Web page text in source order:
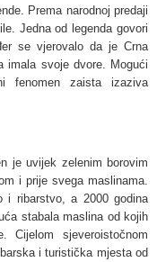
Prema narodnoj predaji
Jedna od legenda govori
se vjerovalo da je Crna
imala svoje dvore. Mogući
fenomen zaista izaziva
je uvijek zelenim borovim
i prije svega maslinama.
i ribarstvo, a 2000 godina
stabala maslina od kojih
sjeveroistočnom
i turistička mjesta od